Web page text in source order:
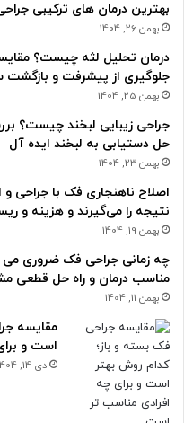
بهترین درمان های ترکیبی
بهمن 26, 1404
درمان تحلیل لثه چیست؟
جلوگیری از پیشرفت و بازگشت
بهمن 25, 1404
جراحی زیبایی لبخند چیست؟
حل دستیابی به لبخند ایده آل
بهمن 23, 1404
اصلاح ناهنجاری فک با جراحی
نتیجه را می‌گیرند و هزینه و
بهمن 19, 1404
چه زمانی جراحی فک ضروری می
مناسب درمان و راه حل قطعی
بهمن 11, 1404
مقایسه
است و
دی 14, 1404